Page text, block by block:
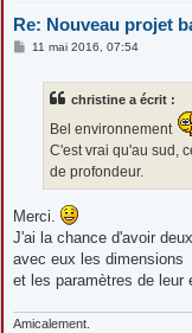
Re: Nouveau projet
M11 mai 2016, 07:54
christine a écrit :
Bel environnement
C'est vrai qu'au sud,
de profondeur.
Merci.
J'ai la chance d'avoir
avec eux les dimensions
et les paramètres de leur
Amicalement.